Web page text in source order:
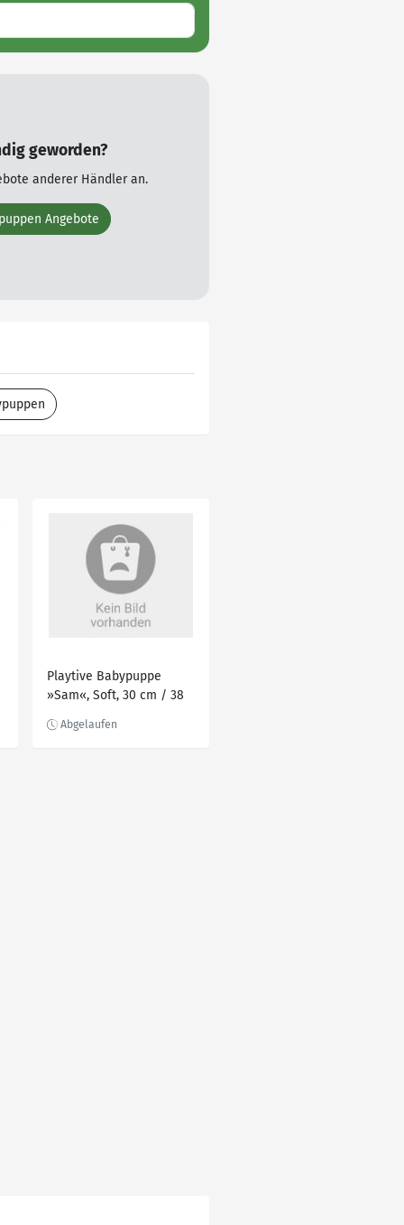
geworden?
anderer Händler an.
Angebote
Playtive Babypuppe
»Sam«, Soft, 30 cm / 38